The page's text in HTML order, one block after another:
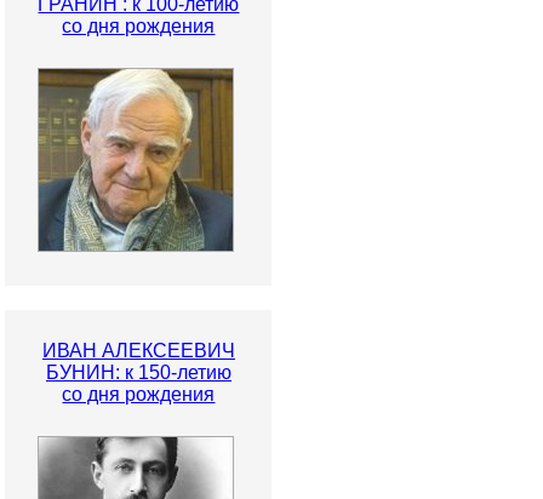
ГРАНИН : к 100-летию
со дня рождения
ИВАН АЛЕКСЕЕВИЧ
БУНИН: к 150-летию
со дня рождения